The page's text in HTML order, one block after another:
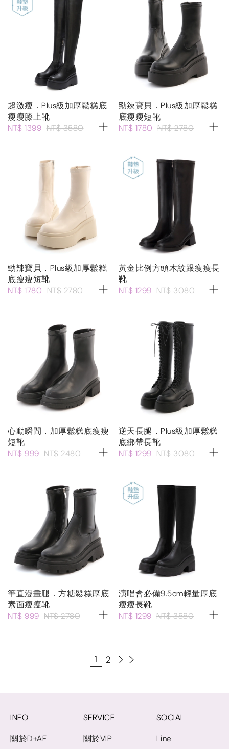
超激瘦．Plus級加厚鬆糕底
瘦瘦膝上靴
NT$ 1399 NT$ 3580
勁辣寶貝．Plus級加厚鬆糕
底瘦瘦短靴
NT$ 1780 NT$ 2780
勁辣寶貝．Plus級加厚鬆糕
底瘦瘦短靴
NT$ 1780 NT$ 2780
黃金比例方頭木紋跟瘦瘦長
靴
NT$ 1299 NT$ 3080
心動瞬間．加厚鬆糕底瘦瘦
短靴
NT$ 999 NT$ 2480
逆天長腿．Plus級加厚鬆糕
底綁帶長靴
NT$ 1299 NT$ 3080
筆直漫畫腿．方糖鬆糕厚底
素面瘦瘦靴
NT$ 999 NT$ 2780
演唱會必備9.5cm輕量厚底
瘦瘦長靴
NT$ 1299 NT$ 3580
1 2
INFO
關於D+AF
SERVICE
關於VIP
SOCIAL
Line